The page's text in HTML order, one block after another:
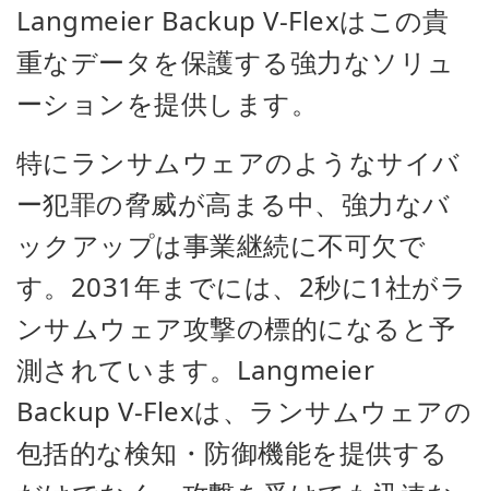
Langmeier Backup V-Flexはこの貴
重なデータを保護する強力なソリュ
ーションを提供します。
特にランサムウェアのようなサイバ
ー犯罪の脅威が高まる中、強力なバ
ックアップは事業継続に不可欠で
す。2031年までには、2秒に1社がラ
ンサムウェア攻撃の標的になると予
測されています。Langmeier
Backup V-Flexは、ランサムウェアの
包括的な検知・防御機能を提供する